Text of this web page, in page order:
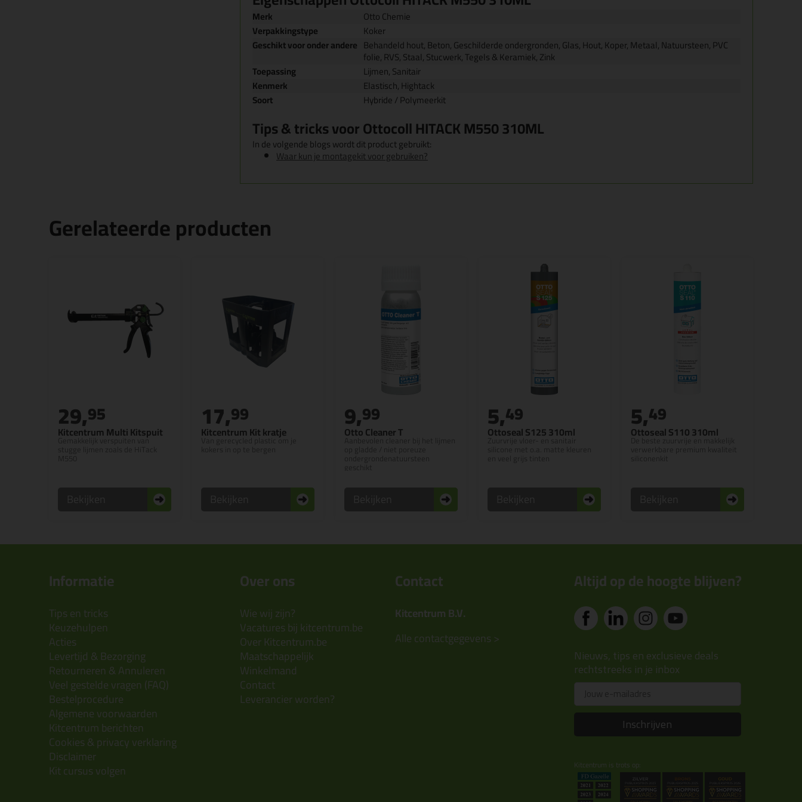
Merk
Otto Chemie
Verpakkingstype
Koker
Geschikt voor onder andere Behandeld hout, Beton, Geschilderde ondergronden, Glas, Hout, Koper, Metaal, Natuursteen, PVC
folie, RVS, Staal, Stucwerk, Tegels & Keramiek, Zink
Toepassing
Lijmen, Sanitair
Kenmerk
Elastisch, Hightack
Soort
Hybride / Polymeerkit
Tips & tricks voor Ottocoll HITACK M550 310ML
In de volgende blogs wordt dit product gebruikt:
Waar kun je montagekit voor gebruiken?
Gerelateerde producten
Kitcentrum Multi Kitspuit
Gemakkelijk verspuiten van
29,95
Kitcentrum Kit kratje
Van gerecycled plastic om je
17,99
Otto Cleaner T
Aanbevolen cleaner bij het lijmen
9,99
Ottoseal S125 310ml
Zuurvrije vloer- en sanitair
5,49
Ottoseal S110 310ml
De beste zuurvrije en makkelijk
5,49
Informatie
Tips en tricks
Keuzehulpen
Acties
Levertijd & Bezorging
Retourneren & Annuleren
Veel gestelde vragen (FAQ)
Bestelprocedure
Algemene voorwaarden
Kitcentrum berichten
Cookies & privacy verklaring
Disclaimer
Kit cursus volgen
Over ons
Wie wij zijn?
Vacatures bij kitcentrum.be
Over Kitcentrum.be
Maatschappelijk
Winkelmand
Contact
Leverancier worden?
Contact
Kitcentrum B.V.
Alle contactgegevens >
Altijd op de hoogte blijven?
Nieuws, tips en exclusieve deals
rechtstreeks in je inbox
Inschrijven
Kitcentrum is trots op: